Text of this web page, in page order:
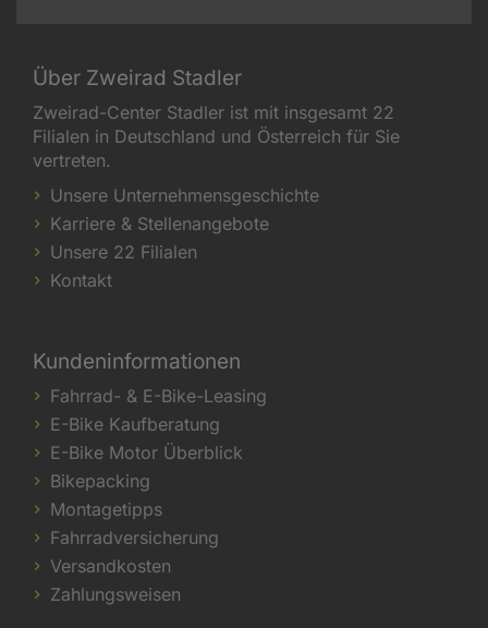
Über Zweirad Stadler
Zweirad-Center Stadler ist mit insgesamt 22
Filialen in Deutschland und Österreich für Sie
vertreten.
Unsere Unternehmensgeschichte
Karriere & Stellenangebote
Unsere 22 Filialen
Kontakt
Kundeninformationen
Fahrrad- & E-Bike-Leasing
E-Bike Kaufberatung
E-Bike Motor Überblick
Bikepacking
Montagetipps
Fahrradversicherung
Versandkosten
Zahlungsweisen